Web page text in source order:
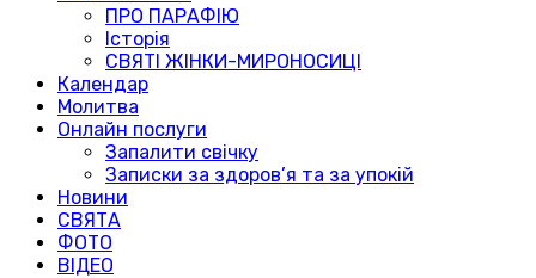
ПРО ПАРАФІЮ
Історія
СВЯТІ ЖІНКИ-МИРОНОСИЦІ
Календар
Молитва
Онлайн послуги
Запалити свічку
Записки за здоров’я та за упокій
Новини
СВЯТА
ФОТО
ВІДЕО